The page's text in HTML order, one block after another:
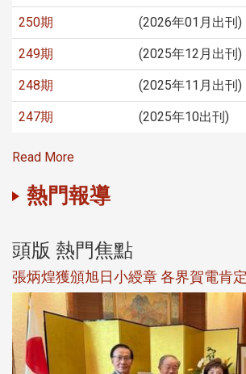
250期 (2026年01月出刊)
249期 (2025年12月出刊)
248期 (2025年11月出刊)
247期 (2025年10出刊)
Read More
熱門報導
頭版 熱門焦點
張炳煌獲頒旭日小綬章 各界賀電肯